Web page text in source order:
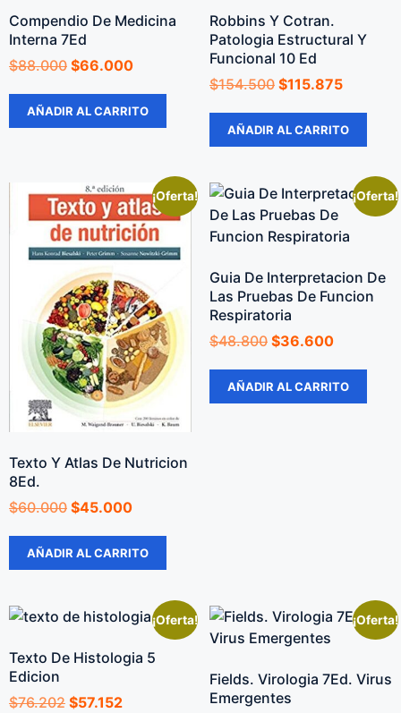
Compendio De Medicina
Interna 7Ed
$88.000 $66.000
AÑADIR AL CARRITO
Robbins Y Cotran.
Patologia Estructural Y
Funcional 10 Ed
$154.500 $115.875
AÑADIR AL CARRITO
¡Oferta!
Texto Y Atlas De Nutricion
8Ed.
$60.000 $45.000
AÑADIR AL CARRITO
¡Oferta!
Guia De Interpretacion De
Las Pruebas De Funcion
Respiratoria
$48.800 $36.600
AÑADIR AL CARRITO
¡Oferta!
Texto De Histologia 5
Edicion
$76.202 $57.152
¡Oferta!
Fields. Virologia 7Ed. Virus
Emergentes